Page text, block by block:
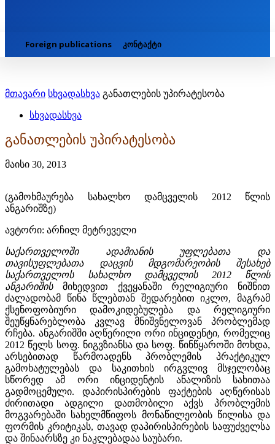
Foreign publications კონტაქტი
მთავარი სხვადასხვა განათლების უპირატესობა
სხვადასხვა
განათლების უპირატესობა
მაისი 30, 2013
(გამოხმაურება სახალხო დამცველის 2012 წლის
ანგარიშზე)
ავტორი: არჩილ მეტრეველი
საქართველოში ადამიანის უფლებათა და
თავისუფლებათა დაცვის მდგომარეობის შესახებ
საქართველოს სახალხო დამცველის 2012 წლის
ანგარიშისმიხედვით ქვეყანაში რელიგიური ნიშნით
ძალადობამ წინა წლებთან შედარებით იკლო, მაგრამ
ქსენოფობიური დამოკიდებულება და რელიგიური
შეუწყნარებლობა კვლავ მნიშვნელოვან პრობლემად
რჩება. ანგარიშში აღწერილი ორი ინციდენტი, რომელიც
2012 წელს სოფ. ნიგვზიანსა და სოფ. წინწყაროში მოხდა,
არსებითად წარმოადენს პრობლემის პრაქტიკულ
გამოხატულებას და საკითხის ირგვლივ მსჯელობაც
სწორედ ამ ორი ინციდენტის ანალიზის სახითაა
გადმოცემული. დაპირისპირების ფაქტების აღწერისას
ძირითადი ადგილი დათმობილი აქვს პრობლემის
მოგვარებაში სახელმწიფოს მონაწილეობის წილისა და
ფორმის კრიტიკას, თავად დაპირისპირების საფუძველსა
და შინაარსზე კი ნაკლებადაა საუბარი.